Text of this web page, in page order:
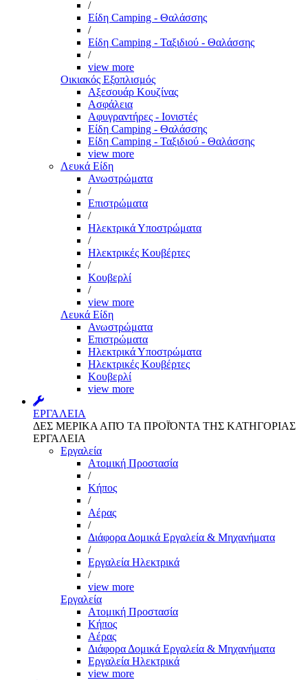
/
Είδη Camping - Θαλάσσης
/
Είδη Camping - Ταξιδιού - Θαλάσσης
/
view more
Οικιακός Εξοπλισμός
Αξεσουάρ Κουζίνας
Ασφάλεια
Αφυγραντήρες - Ιονιστές
Είδη Camping - Θαλάσσης
Είδη Camping - Ταξιδιού - Θαλάσσης
view more
Λευκά Είδη
Ανωστρώματα
/
Επιστρώματα
/
Ηλεκτρικά Υποστρώματα
/
Ηλεκτρικές Κουβέρτες
/
Κουβερλί
/
view more
Λευκά Είδη
Ανωστρώματα
Επιστρώματα
Ηλεκτρικά Υποστρώματα
Ηλεκτρικές Κουβέρτες
Κουβερλί
view more
ΕΡΓΑΛΕΙΑ
ΔΕΣ ΜΕΡΙΚΑ ΑΠΌ ΤΑ ΠΡΟΪΌΝΤΑ ΤΗΣ ΚΑΤΗΓΟΡΙΑΣ
ΕΡΓΑΛΕΙΑ
Εργαλεία
Aτομική Προστασία
/
Kήπος
/
Αέρας
/
Διάφορα Δομικά Εργαλεία & Μηχανήματα
/
Εργαλεία Ηλεκτρικά
/
view more
Εργαλεία
Aτομική Προστασία
Kήπος
Αέρας
Διάφορα Δομικά Εργαλεία & Μηχανήματα
Εργαλεία Ηλεκτρικά
view more